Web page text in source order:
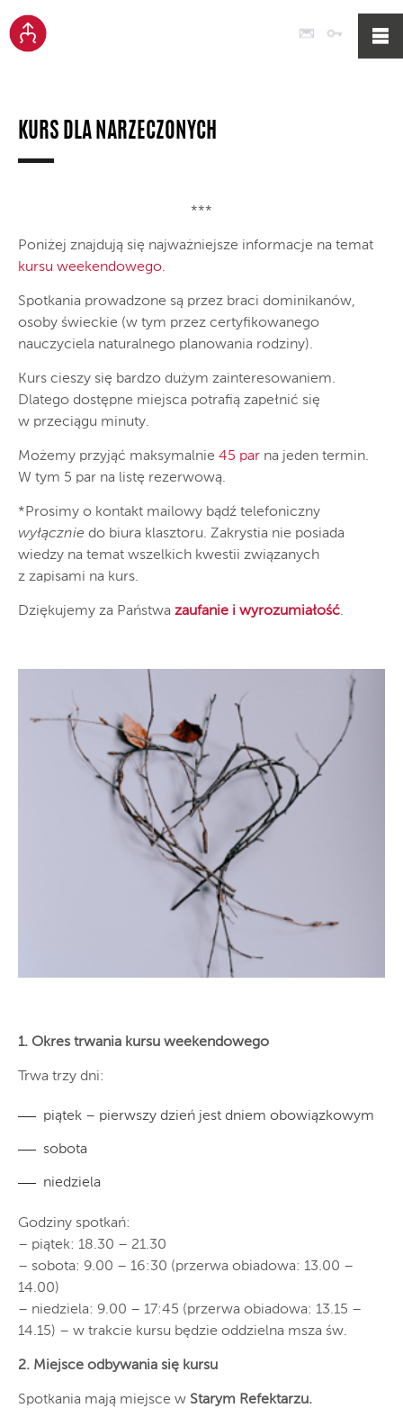
Poczta
KURS DLA NARZECZONYCH
***
Poniżej znajdują się najważniejsze informacje na temat
kursu weekendowego.
Spotkania prowadzone są przez braci dominikanów,
osoby świeckie (w tym przez certyfikowanego
nauczyciela naturalnego planowania rodziny).
Kurs cieszy się bardzo dużym zainteresowaniem.
Dlatego dostępne miejsca potrafią zapełnić się
w przeciągu minuty.
Możemy przyjąć maksymalnie 45 par na jeden termin.
W tym 5 par na listę rezerwową.
*Prosimy o kontakt mailowy bądź telefoniczny
wyłącznie do biura klasztoru. Zakrystia nie posiada
wiedzy na temat wszelkich kwestii związanych
z zapisami na kurs.
Dziękujemy za Państwa zaufanie i wyrozumiałość.
1. Okres trwania kursu weekendowego
Trwa trzy dni:
piątek – pierwszy dzień jest dniem obowiązkowym
sobota
niedziela
Godziny spotkań:
– piątek: 18.30 – 21.30
– sobota: 9.00 – 16:30 (przerwa obiadowa: 13.00 –
14.00)
– niedziela: 9.00 – 17:45 (przerwa obiadowa: 13.15 –
14.15) – w trakcie kursu będzie oddzielna msza św.
2. Miejsce odbywania się kursu
Spotkania mają miejsce w Starym Refektarzu.